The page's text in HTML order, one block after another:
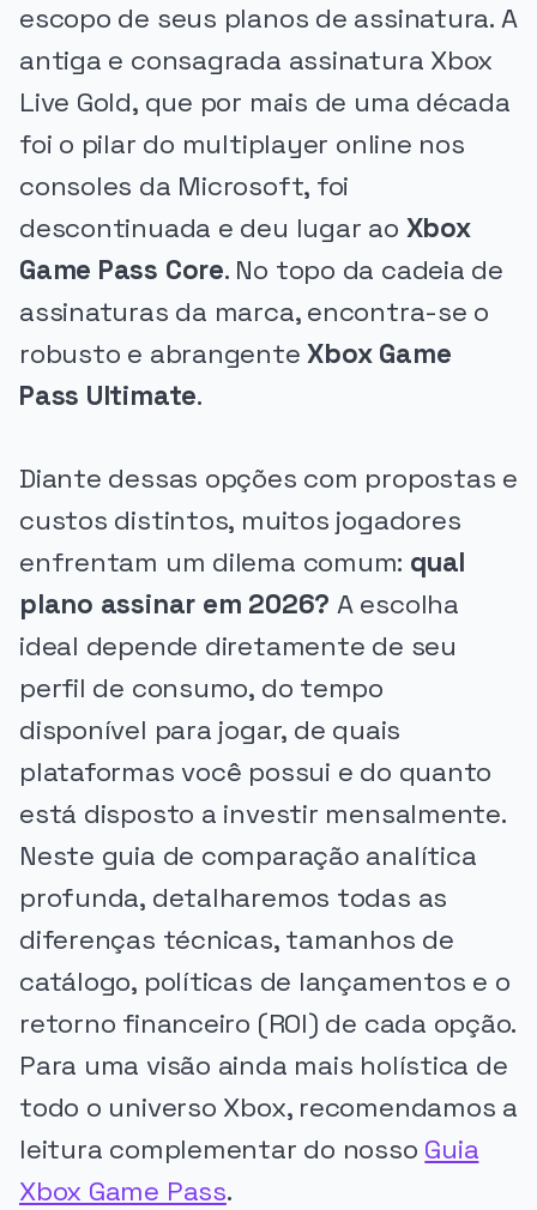
escopo de seus planos de assinatura. A
antiga e consagrada assinatura Xbox
Live Gold, que por mais de uma década
foi o pilar do multiplayer online nos
consoles da Microsoft, foi
descontinuada e deu lugar ao Xbox
Game Pass Core. No topo da cadeia de
assinaturas da marca, encontra-se o
robusto e abrangenteXbox Game
Pass Ultimate.
Diante dessas opções com propostas e
custos distintos, muitos jogadores
enfrentam um dilema comum: qual
plano assinar em 2026? A escolha
ideal depende diretamente de seu
perfil de consumo, do tempo
disponível para jogar, de quais
plataformas você possui e do quanto
está disposto a investir mensalmente.
Neste guia de comparação analítica
profunda, detalharemos todas as
diferenças técnicas, tamanhos de
catálogo, políticas de lançamentos e o
retorno financeiro (ROI) de cada opção.
Para uma visão ainda mais holística de
todo o universo Xbox, recomendamos a
leitura complementar do nosso Guia
Xbox Game Pass.